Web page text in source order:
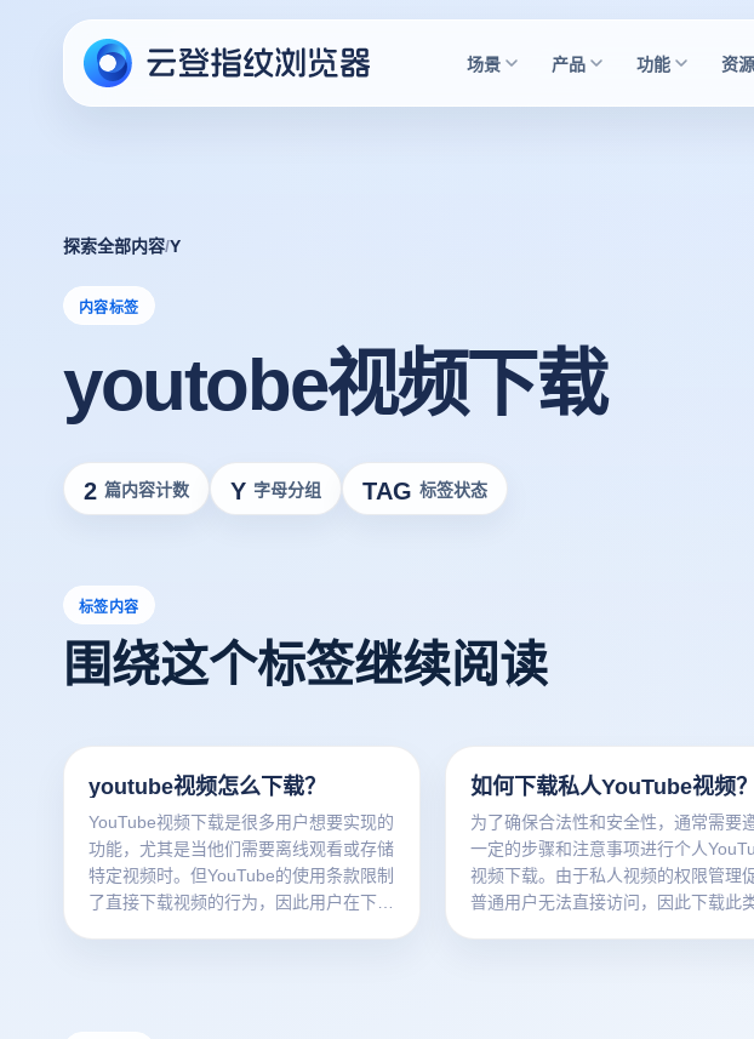
场景 产品 功能 资源
探索全部内容/Y
内容标签
youtobe视频下载
2 篇内容计数 Y 字母分组 TAG 标签状态
标签内容
围绕这个标签继续阅读
youtube视频怎么下载？
YouTube视频下载是很多用户想要实现的
功能，尤其是当他们需要离线观看或存储
特定视频时。但YouTube的使用条款限制
了直接下载视频的行为，因此用户在下载
如何下载私人YouTube视频？
为了确保合法性和安全性，通常需要
一定的步骤和注意事项进行个人
视频下载。由于私人视频的权限管理
普通用户无法直接访问，因此下载此